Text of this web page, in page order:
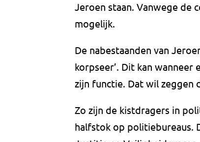
Jeroen staan. Vanwege de
mogelijk.
De nabestaanden van
korpseer’. Dit kan
zijn functie. Dat wil
Zo zijn de kistdragers in
halfstok op politiebureaus.